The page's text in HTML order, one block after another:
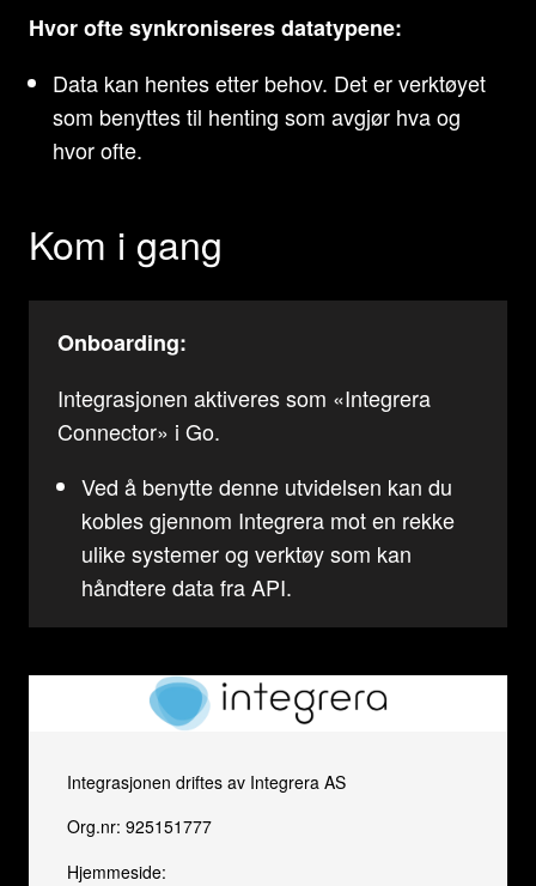
Hvor ofte synkroniseres datatypene:
Data kan hentes etter behov. Det er verktøyet
som benyttes til henting som avgjør hva og
hvor ofte.
Kom i gang
Onboarding:
Integrasjonen aktiveres som «Integrera
Connector» i Go.
Ved å benytte denne utvidelsen kan du
kobles gjennom Integrera mot en rekke
ulike systemer og verktøy som kan
håndtere data fra API.
Integrasjonen driftes av Integrera AS
Org.nr: 925151777
Hjemmeside: